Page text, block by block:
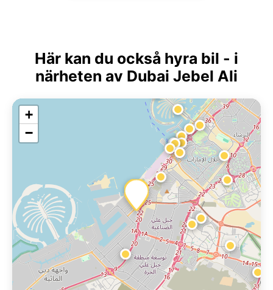
Här kan du också hyra bil - i
närheten av Dubai Jebel Ali
+
−